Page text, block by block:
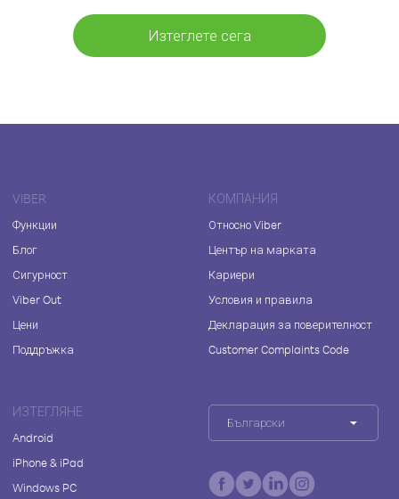
Изтеглете сега
VIBER
Функции
Блог
Сигурност
Viber Out
Цени
Поддръжка
КОМПАНИЯ
Относно Viber
Център на марката
Кариери
Условия и правила
Декларация за поверителност
Customer Complaints Code
ИЗТЕГЛЯНЕ
Android
iPhone & iPad
Windows PC
Български